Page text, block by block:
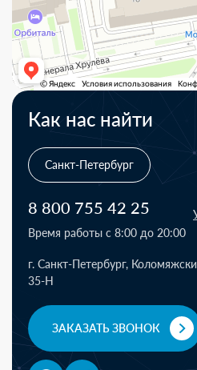
Как нас найти
Санкт-Петербург
8 800 755 42 25
Время работы с 8:00 до 20:00
г. Санкт-Петербург,
35-Н
ЗАКАЗАТЬ ЗВОНОК